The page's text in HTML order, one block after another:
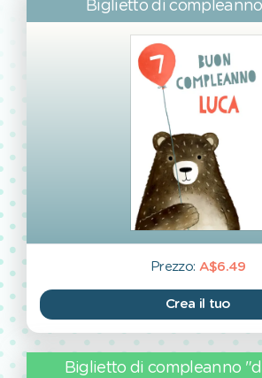
Biglietto di
Prezzo: A$6.49
Crea il tuo
Biglietto di compleanno